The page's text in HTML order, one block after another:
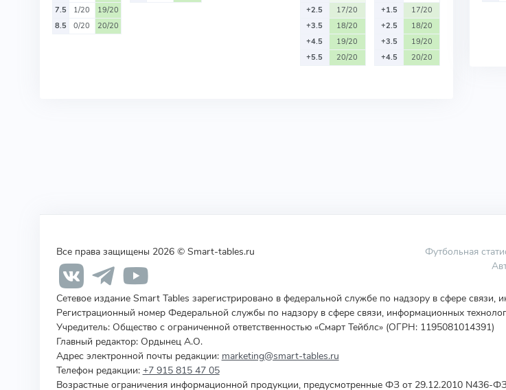
7.5
1/20
19/20
8.5
0/20 20/20
+2.5
17/20
+3.5
18/20
+4.5
19/20
+5.5
20/20
+1.5
17/20
+2.5
18/20
+3.5
19/20
+4.5
20/20
Все права защищены 2026 © Smart-tables.ru Футбольная
Сетевое издание Smart Tables зарегистрировано в федеральной службе по надзору в сфере
Регистрационный номер Федеральной службы по надзору в сфере связи, информационных
Учредитель: Общество с ограниченной ответственностью «Смарт Тейблс» (ОГРН: 1195081014391)
Главный редактор: Ордынец А.О.
Адрес электронной почты редакции: marketing@smart-tables.ru
Телефон редакции: +7 915 815 47 05
Возрастные ограничения информационной продукции, предусмотренные ФЗ от 29.12.2010 N436-